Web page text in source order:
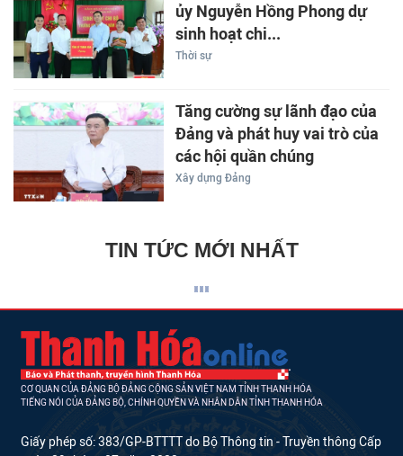
ủy Nguyễn Hồng Phong dự
sinh hoạt chi...
Thời sự
Tăng cường sự lãnh đạo của
Đảng và phát huy vai trò của
các hội quần chúng
Xây dựng Đảng
TIN TỨC MỚI NHẤT
CƠ QUAN CỦA ĐẢNG BỘ ĐẢNG CỘNG SẢN VIỆT NAM TỈNH THANH HÓA
TIẾNG NÓI CỦA ĐẢNG BỘ, CHÍNH QUYỀN VÀ NHÂN DÂN TỈNH THANH HÓA
Giấy phép số: 383/GP-BTTTT do Bộ Thông tin - Truyền thông Cấp